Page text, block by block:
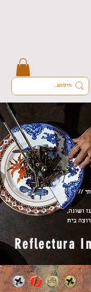
//
ושונה,
בית
Reflectura